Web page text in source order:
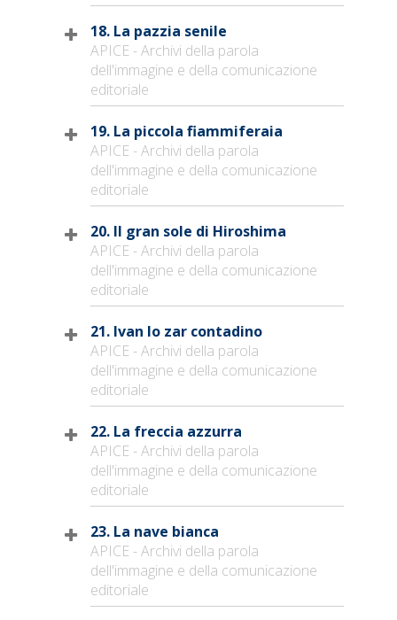
18. La pazzia senile
APICE - Archivi della parola
dell'immagine e della comunicazione
editoriale
19. La piccola fiammiferaia
APICE - Archivi della parola
dell'immagine e della comunicazione
editoriale
20. Il gran sole di Hiroshima
APICE - Archivi della parola
dell'immagine e della comunicazione
editoriale
21. Ivan lo zar contadino
APICE - Archivi della parola
dell'immagine e della comunicazione
editoriale
22. La freccia azzurra
APICE - Archivi della parola
dell'immagine e della comunicazione
editoriale
23. La nave bianca
APICE - Archivi della parola
dell'immagine e della comunicazione
editoriale